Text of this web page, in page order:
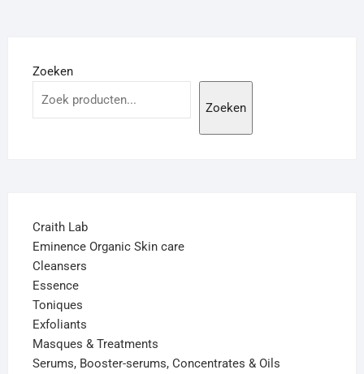
Zoeken
Zoeken
Craith Lab
Eminence Organic Skin care
Cleansers
Essence
Toniques
Exfoliants
Masques & Treatments
Serums, Booster-serums, Concentrates & Oils